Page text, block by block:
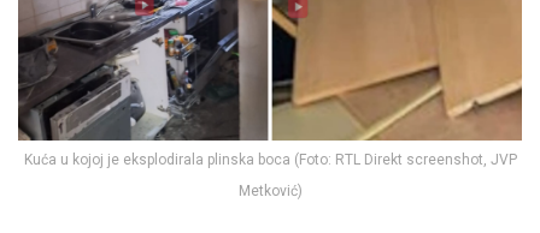
Kuća u kojoj je eksplodirala plinska boca (Foto: RTL Direkt screenshot, JVP
Metković)